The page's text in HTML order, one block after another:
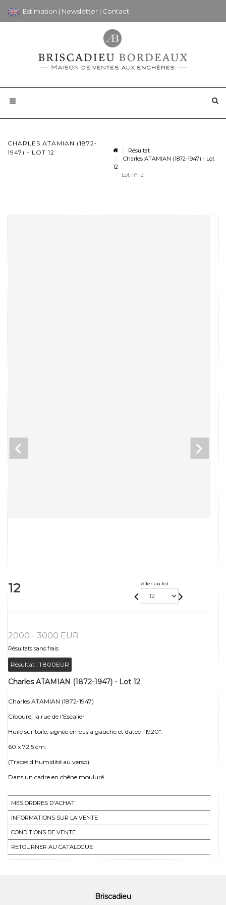
Estimation | Newsletter | Contact
CHARLES ATAMIAN (1872-
1947) - LOT 12
Résultat
Charles ATAMIAN (1872-1947) - Lot
12
Lot n° 12
12 Aller au lot
2000 - 3000 EUR
Résultats sans frais
Résultat : 1 800EUR
Charles ATAMIAN (1872-1947) - Lot 12
Charles ATAMIAN (1872-1947)
Ciboure, la rue de l'Escalier
Huile sur toile, signée en bas à gauche et datée "1920".
60 x 72,5 cm.
(Traces d'humidité au verso).
Dans un cadre en chêne mouluré.
MES ORDRES D'ACHAT
INFORMATIONS SUR LA VENTE
CONDITIONS DE VENTE
RETOURNER AU CATALOGUE
Briscadieu